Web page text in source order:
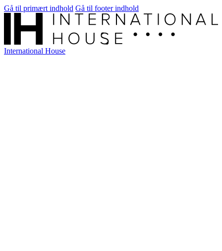
Gå til primært indhold Gå til footer indhold
International House